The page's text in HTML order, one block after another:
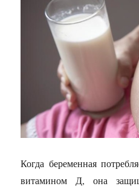
Когда беременная
витамином Д, она